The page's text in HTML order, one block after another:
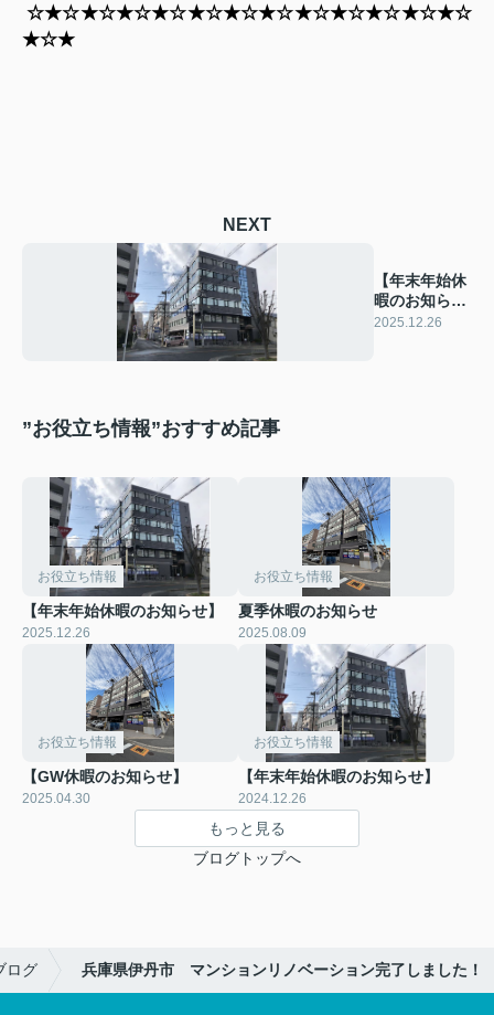
☆★☆★☆★☆★☆★☆★☆★☆★☆★☆★☆★☆★☆
★☆★
NEXT
【年末年始休
暇のお知ら
せ】
2025.12.26
”お役立ち情報”おすすめ記事
お役立ち情報
【年末年始休暇のお知らせ】
2025.12.26
お役立ち情報
夏季休暇のお知らせ
2025.08.09
お役立ち情報
【GW休暇のお知らせ】
2025.04.30
お役立ち情報
【年末年始休暇のお知らせ】
2024.12.26
もっと見る
ブログトップへ
ログ 兵庫県伊丹市 マンションリノベーション完了しました！